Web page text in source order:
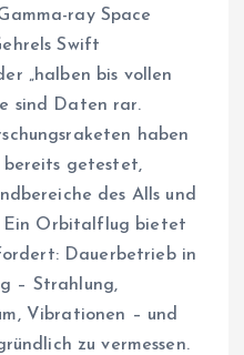
ray Space
Swift
„halben bis vollen
sind Daten rar.
haben
bereits getestet,
des Alls und
Ein Orbitalflug bietet
Dauerbetrieb in
– Strahlung,
Vibrationen – und
zu vermessen.